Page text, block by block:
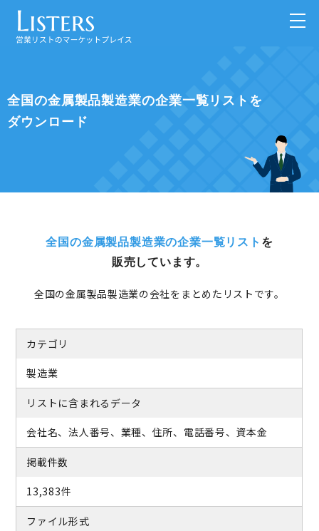
全国の金属製品製造業の企業一覧リストを
ダウンロード
全国の金属製品製造業の企業一覧リスト を
販売しています。
全国の金属製品製造業の会社をまとめたリストです。
カテゴリ
製造業
リストに含まれるデータ
会社名、法人番号、業種、住所、電話番号、資本金
掲載件数
13,383件
ファイル形式